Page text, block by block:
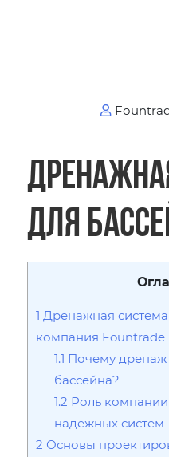
для
1 Дренажная
компания Fountrade
1.1 Почему дренаж
бассейна?
1.2 Роль
надежных систем
2 Основы